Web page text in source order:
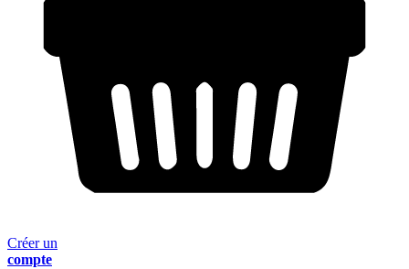
Créer un
compte